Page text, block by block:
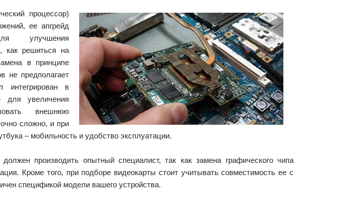
процессор)
ее апгрейд
улучшения
как решиться на
в принципе
не предполагает
интегрирован в
для увеличения
внешнюю
сложно, и при
– мобильность и удобство эксплуатации.
производить опытный специалист, так как замена графического чипа
Кроме того, при подборе видеокарты стоит учитывать совместимость ее с
спецификой модели вашего устройства.